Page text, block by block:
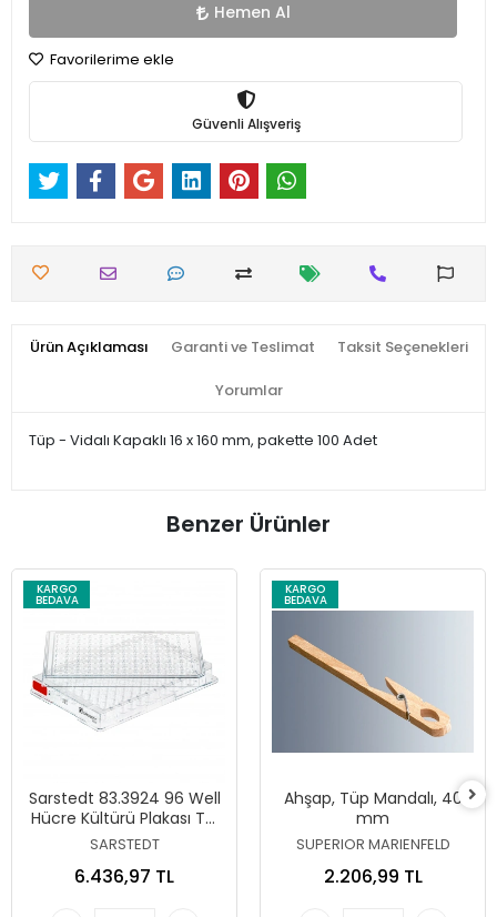
Hemen Al
Favorilerime ekle
Güvenli Alışveriş
Ürün Açıklaması Garanti ve Teslimat Taksit Seçenekleri
Yorumlar
Tüp - Vidalı Kapaklı 16 x 160 mm, pakette 100 Adet
Benzer Ürünler
KARGO
BEDAVA
Sarstedt 83.3924 96 Well
Hücre Kültürü Plakası TC
Treated Düz Taban
SARSTEDT
6.436,97 TL
KARGO
BEDAVA
Ahşap, Tüp Mandalı, 40
mm
SUPERIOR MARIENFELD
2.206,99 TL